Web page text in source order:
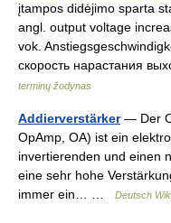
įtampos didėjimo sparta
angl. output voltage
vok.
скорость нарастания
terminų žodynas
Addierverstärker— Der
OpAmp, OA) ist ein
invertierenden und einen
eine sehr hohe
immer ein… …
Deutsch